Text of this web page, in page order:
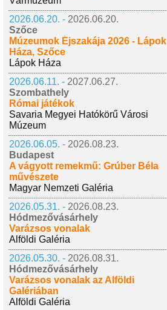
2026.06.20. - 2026.06.20.
Szőce
Múzeumok Éjszakája 2026 - Lápok
Háza, Szőce
Lápok Háza
2026.06.11. - 2027.06.27.
Szombathely
Római játékok
Savaria Megyei Hatókörű Városi
Múzeum
2026.06.05. - 2026.08.23.
Budapest
A vágyott remekmű: Grúber Béla
művészete
Magyar Nemzeti Galéria
2026.05.31. - 2026.08.23.
Hódmezővásárhely
Varázsos vonalak
Alföldi Galéria
2026.05.30. - 2026.08.31.
Hódmezővásárhely
Varázsos vonalak az Alföldi
Galériában
Alföldi Galéria